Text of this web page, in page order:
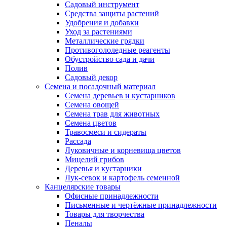
Садовый инструмент
Средства защиты растений
Удобрения и добавки
Уход за растениями
Металлические грядки
Противогололедные реагенты
Обустройство сада и дачи
Полив
Садовый декор
Семена и посадочный материал
Семена деревьев и кустарников
Семена овощей
Семена трав для животных
Семена цветов
Травосмеси и сидераты
Рассада
Луковичные и корневища цветов
Мицелий грибов
Деревья и кустарники
Лук-севок и картофель семенной
Канцелярские товары
Офисные принадлежности
Письменные и чертёжные принадлежности
Товары для творчества
Пеналы